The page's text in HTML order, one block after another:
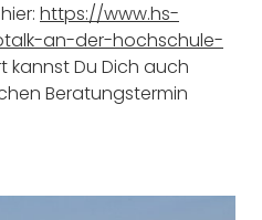
https://www.hs-
an-der-hochschule-
kannst Du Dich auch
Beratungstermin